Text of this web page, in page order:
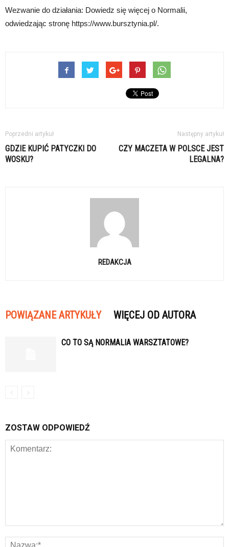
Wezwanie do działania: Dowiedz się więcej o Normalii,
odwiedzając stronę https://www.bursztynia.pl/.
Poprzedni artykuł
GDZIE KUPIĆ PATYCZKI DO
WOSKU?
Następny artykuł
CZY MACZETA W POLSCE JEST
LEGALNA?
REDAKCJA
POWIĄZANE ARTYKUŁY WIĘCEJ OD AUTORA
CO TO SĄ NORMALIA WARSZTATOWE?
ZOSTAW ODPOWIEDŹ